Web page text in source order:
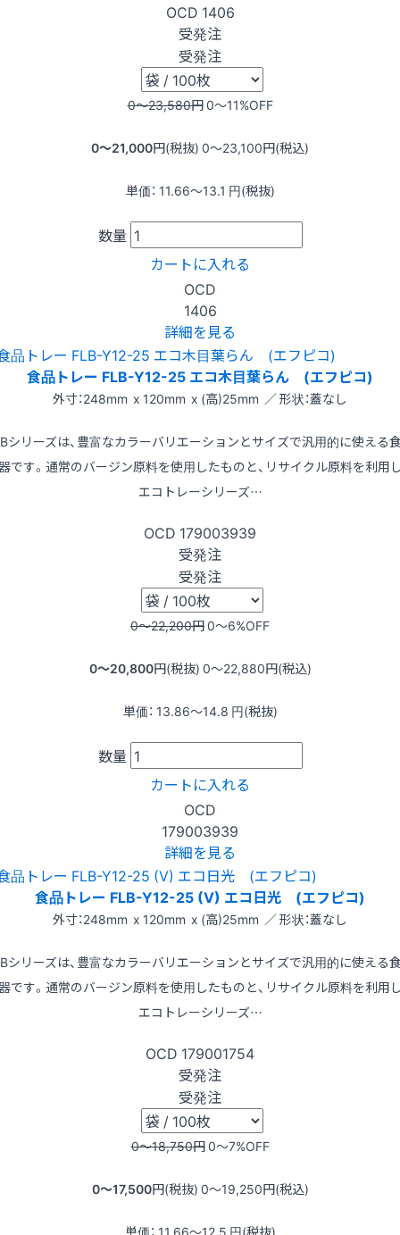
OCD 1406
受発注
受発注
0〜23,580円0〜11%OFF
0〜21,000円(税抜) 0〜23,100円(税込)
単価： 11.66〜13.1 円(税抜)
数量
カートに入れる
OCD
1406
詳細を見る
食品トレー FLB-Y12-25 エコ木目葉らん (エフピコ)
外寸：248mm x 120mm x (高)25mm ／ 形状：蓋なし
シリーズは、豊富なカラーバリエーションとサイズで汎用的に使える
です。通常のバージン原料を使用したものと、リサイクル原料を利用
エコトレーシリーズ…
OCD 179003939
受発注
受発注
0〜22,200円0〜6%OFF
0〜20,800円(税抜) 0〜22,880円(税込)
単価： 13.86〜14.8 円(税抜)
数量
カートに入れる
OCD
179003939
詳細を見る
食品トレー FLB-Y12-25 (V) エコ日光 (エフピコ)
外寸：248mm x 120mm x (高)25mm ／ 形状：蓋なし
シリーズは、豊富なカラーバリエーションとサイズで汎用的に使える
です。通常のバージン原料を使用したものと、リサイクル原料を利用
エコトレーシリーズ…
OCD 179001754
受発注
受発注
0〜18,750円0〜7%OFF
0〜17,500円(税抜) 0〜19,250円(税込)